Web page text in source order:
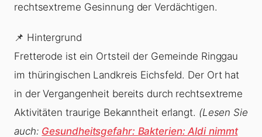
rechtsextreme Gesinnung der Verdächtigen.
📌 Hintergrund
Fretterode ist ein Ortsteil der Gemeinde Ringgau
im thüringischen Landkreis Eichsfeld. Der Ort hat
in der Vergangenheit bereits durch rechtsextreme
Aktivitäten traurige Bekanntheit erlangt. (Lesen Sie
auch: Gesundheitsgefahr: Bakterien: Aldi nimmt